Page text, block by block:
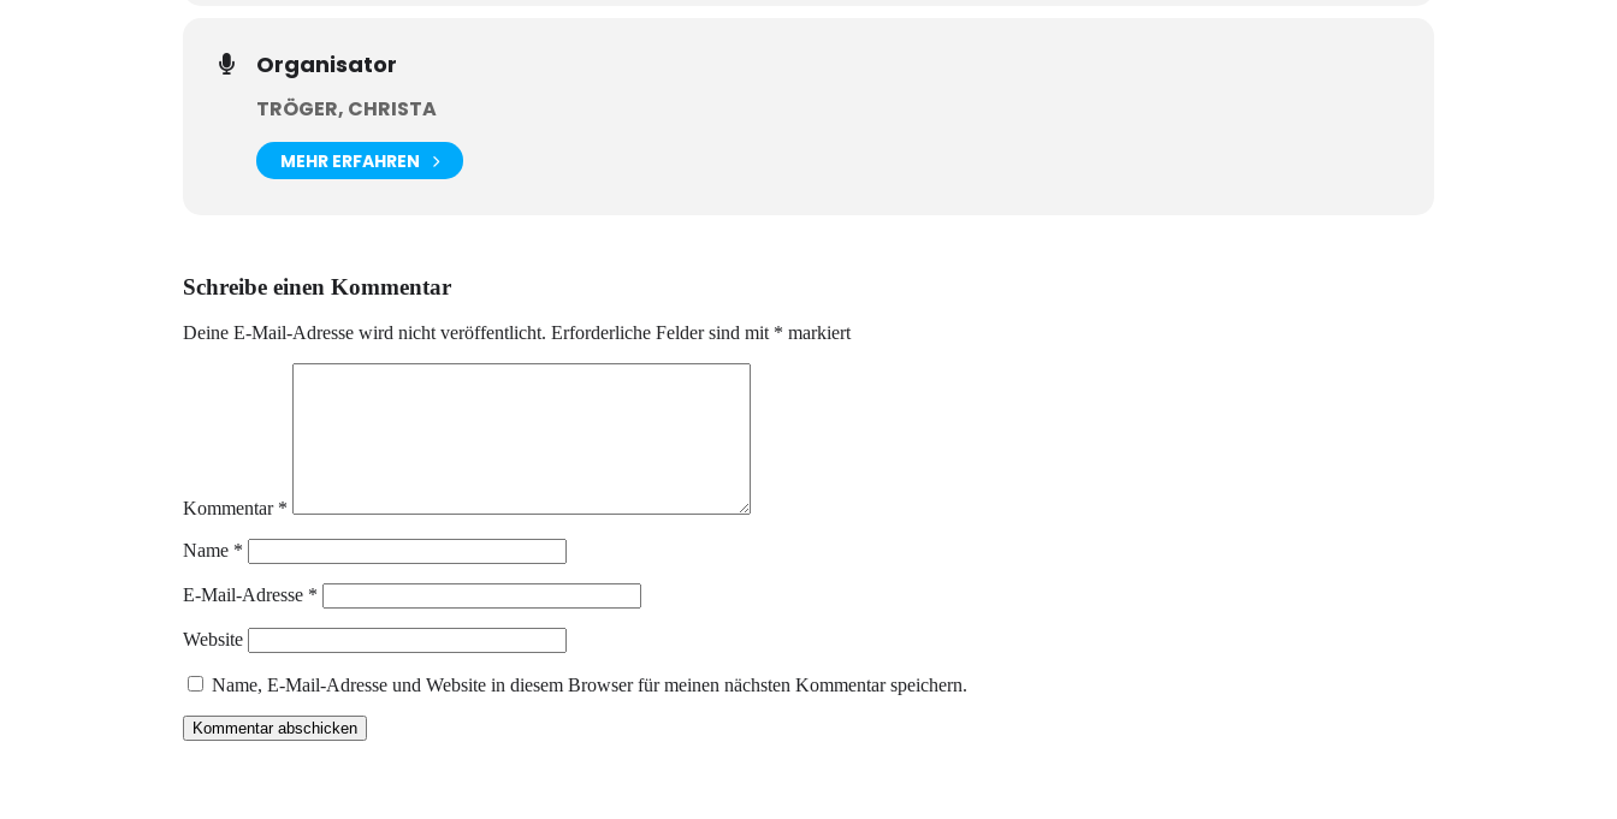
Organisator
TRÖGER, CHRISTA
MEHR ERFAHREN
Schreibe einen Kommentar
Deine E-Mail-Adresse wird nicht veröffentlicht. Erforderliche Felder sind mit * markiert
Kommentar *
Name *
E-Mail-Adresse *
Website
Name, E-Mail-Adresse und Website in diesem Browser für meinen nächsten Kommentar speichern.